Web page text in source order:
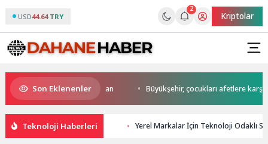
USD44.64 TRY
2
Kriptolar
Son Eklenenler
Başkan Büyükakın’dan Büyükşehir, çocukları afetlere karşı
Teknoloji Haberleri Yerel Markalar İçin Teknoloji Odaklı